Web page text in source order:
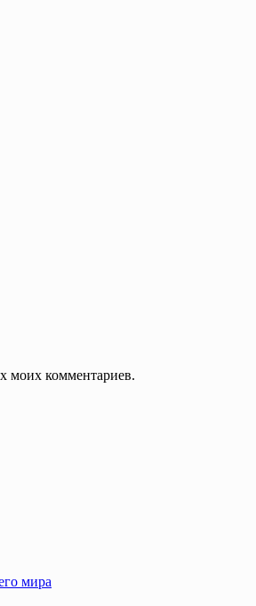
моих комментариев.
мира